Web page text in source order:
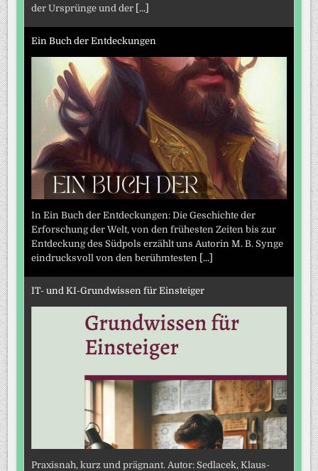
der Ursprünge und der [...]
Ein Buch der Entdeckungen
In Ein Buch der Entdeckungen: Die Geschichte der
Erforschung der Welt, von den frühesten Zeiten bis zur
Entdeckung des Südpols erzählt uns Autorin M. B. Synge
eindrucksvoll von den berühmtesten
[...]
IT- und KI-Grundwissen für Einsteiger
Praxisnah, kurz und prägnant. Autor: Sedlacek, Klaus-